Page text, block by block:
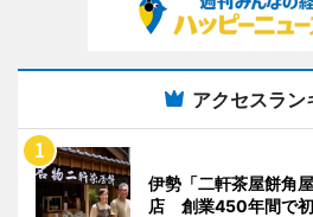
アクセスラン
伊勢「二軒茶屋餅角
店 創業450年間で